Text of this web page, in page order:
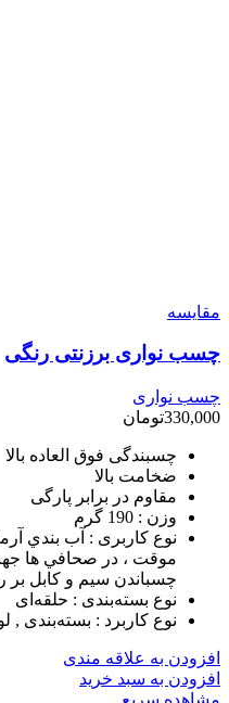
مقایسه
چسب نواری برزنتی رنگی
چسب نواری
330,000تومان
چسبندگی فوق العاده بالا
ضخامت بالا
مقاوم در برابر پارگی
وزن : 190 گرم
نوع کاربری : آب بندي
موقت ، در صحافي ها
چسباندن سيم و كابل
نوع بسته‌بندی : حلقه‌ای
نوع کاربرد : بسته‌بندی ,
افزودن به علاقه مندی
افزودن به سبد خرید
مشاهده سریع